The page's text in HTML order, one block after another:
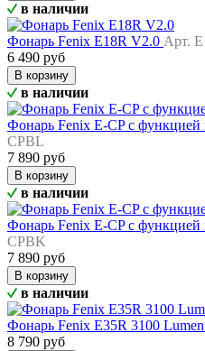
в наличии
Фонарь Fenix E18R V2.0 Арт.
6 490 руб
В корзину
в наличии
Фонарь Fenix E-CP с функцией
CPBL
7 890 руб
В корзину
в наличии
Фонарь Fenix E-CP с функцией
CPBK
7 890 руб
В корзину
в наличии
Фонарь Fenix E35R 3100
8 790 руб